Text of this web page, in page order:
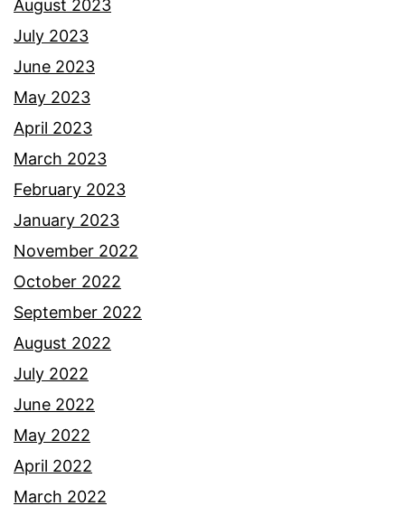
August 2023
July 2023
June 2023
May 2023
April 2023
March 2023
February 2023
January 2023
November 2022
October 2022
September 2022
August 2022
July 2022
June 2022
May 2022
April 2022
March 2022